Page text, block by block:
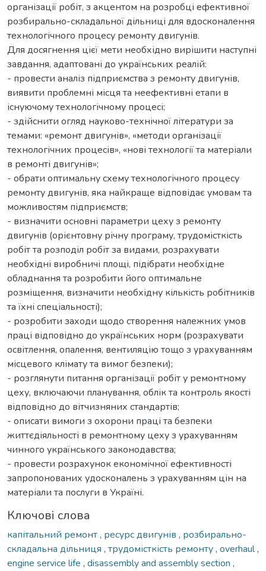
організації робіт, з акцентом на розробці ефективної
розбирально-складальної дільниці для вдосконалення
технологічного процесу ремонту двигунів.
Для досягнення цієї мети необхідно вирішити наступні
завдання, адаптовані до українських реалій:
- провести аналіз підприємства з ремонту двигунів,
виявити проблемні місця та неефективні етапи в
існуючому технологічному процесі;
- здійснити огляд науково-технічної літератури за
темами: «ремонт двигунів», «методи організації
технологічних процесів», «нові технології та матеріали
в ремонті двигунів»;
- обрати оптимальну схему технологічного процесу
ремонту двигунів, яка найкраще відповідає умовам та
можливостям підприємств;
- визначити основні параметри цеху з ремонту
двигунів (орієнтовну річну програму, трудомісткість
робіт та розподіл робіт за видами, розрахувати
необхідні виробничі площі, підібрати необхідне
обладнання та розробити його оптимальне
розміщення, визначити необхідну кількість робітників
та їхні спеціальності);
- розробити заходи щодо створення належних умов
праці відповідно до українських норм (розрахувати
освітлення, опалення, вентиляцію тощо з урахуванням
місцевого клімату та вимог безпеки);
- розглянути питання організації робіт у ремонтному
цеху, включаючи планування, облік та контроль якості
відповідно до вітчизняних стандартів;
- описати вимоги з охорони праці та безпеки
життєдіяльності в ремонтному цеху з урахуванням
чинного українського законодавства;
- провести розрахунок економічної ефективності
запропонованих удосконалень з урахуванням цін на
матеріали та послуги в Україні.
Ключові слова
капітальний ремонт, ресурс двигунів , розбирально-
складальна дільниця , трудомісткість ремонту, overhaul,
engine service life , disassembly and assembly section ,